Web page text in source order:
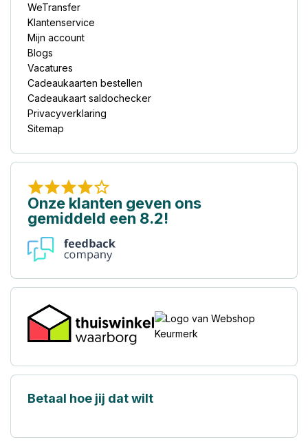
WeTransfer
Klantenservice
Mijn account
Blogs
Vacatures
Cadeaukaarten bestellen
Cadeaukaart saldochecker
Privacyverklaring
Sitemap
Onze klanten geven ons
gemiddeld een 8.2!
Betaal hoe jij dat wilt